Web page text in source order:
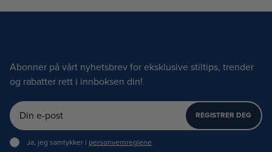
Abonner på vårt nyhetsbrev for eksklusive stiltips, trender
og rabatter rett i innboksen din!
REGISTRER DEG
Ja, jeg samtykker i personvernreglene